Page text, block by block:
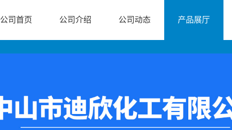
公司首页 公司介绍 公司动态 产品展厅